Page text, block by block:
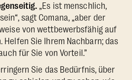
„Es ist menschlich,
sagt Comana, „aber der
von wettbewerbsfähig auf
Helfen Sie Ihrem Nachbarn; das
für Sie von Vorteil.”
Sie das Bedürfnis, über